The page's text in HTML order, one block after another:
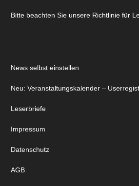
Bitte beachten Sie unsere Richtlinie für
News selbst einstellen
Neu: Veranstaltungskalender –
Leserbriefe
Impressum
Datenschutz
AGB